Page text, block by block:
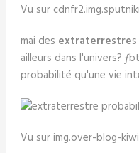
Vu sur
mai des extraterrestre
ailleurs dans l'univers?
probabilité qu'une vie
Vu sur img.over-blog-